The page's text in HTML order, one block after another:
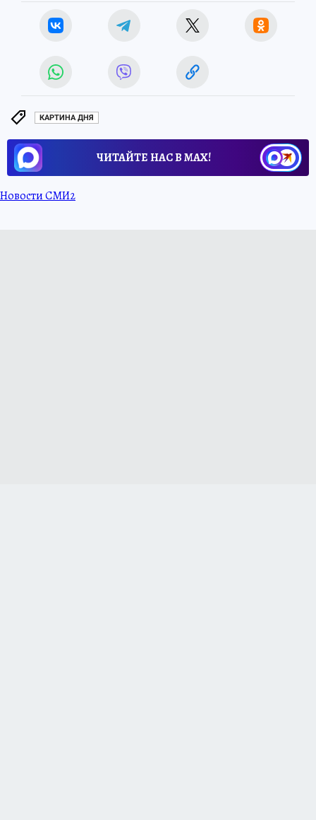
КАРТИНА ДНЯ
ЧИТАЙТЕ НАС В МАХ!
Новости СМИ2